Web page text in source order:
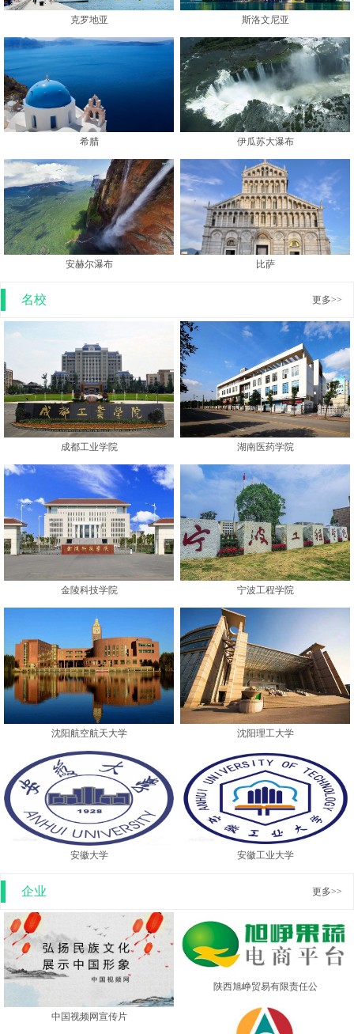
克罗地亚 斯洛文尼亚
希腊 伊瓜苏大瀑布
安赫尔瀑布 比萨
名校 更多>>
成都工业学院 湖南医药学院
金陵科技学院 宁波工程学院
沈阳航空航天大学 沈阳理工大学
安徽大学 安徽工业大学
企业 更多>>
中国视频网宣传片
陕西旭峥贸易有限责任公